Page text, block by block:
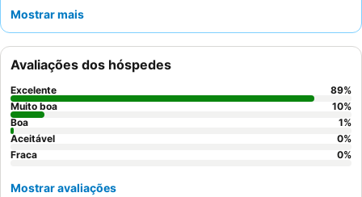
verde"gratuito 24 horas com snacks e bebidas. Os funcionários
excecionais, complementando o excelente e variado buffet de
pequeno-almoço. Para uma experiência verdadeiramente
relaxante, considere pedir um quarto virado para o jardim para
garantir a máxima tranquilidade.
Mostrar mais
Avaliações dos hóspedes
Excelente 89%
Muito boa
10%
Boa
1%
Aceitável
0%
Fraca
0%
Mostrar avaliações